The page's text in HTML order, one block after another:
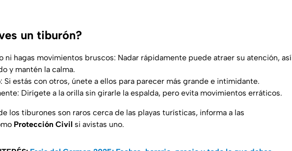
un tiburón?
ni hagas movimientos bruscos: Nadar rápidamente puede atraer su atención, así
y mantén la calma.
Si estás con otros, únete a ellos para parecer más grande e intimidante.
Dirígete a la orilla sin girarle la espalda, pero evita movimientos erráticos.
los tiburones son raros cerca de las playas turísticas, informa a las
Protección Civil si avistas uno.